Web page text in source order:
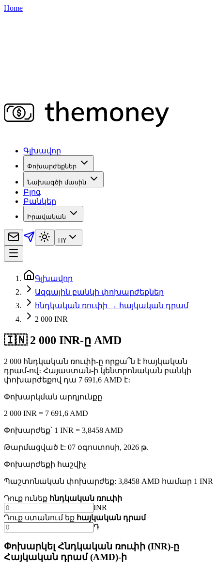
Home
Գլխավոր
Փոխարժեքներ
Նախագծի մասին
Բլոգ
Բանկեր
Իրավական
HY
Գլխավոր
Ազգային բանկի փոխարժեքներ
հնդկական ռուփի → հայկական դրամ
2 000 INR
🇮🇳 2 000 INR-ը AMD
2 000 հնդկական ռուփի-ը որքա՞ն է հայկական
դրամ-ով։ Հայաստան-ի կենտրոնական բանկի
փոխարժեքով դա 7 691,6 AMD է։
Փոխարկման արդյունքը
2 000 INR = 7 691,6 AMD
Փոխարժեք՝ 1 INR = 3,8458 AMD
Թարմացված է: 07 օգոստոսի, 2026 թ.
Փոխարժեքի հաշվիչ
Պաշտոնական փոխարժեք: 3,8458 AMD համար 1 INR
Դուք ունեք հնդկական ռուփի
INR
Դուք ստանում եք հայկական դրամ
֏
Փոխարկել Հնդկական ռուփի (INR)-ը
Հայկական դրամ (AMD)-ի